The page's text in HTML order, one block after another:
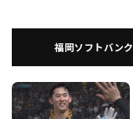
福岡ソフトバンク